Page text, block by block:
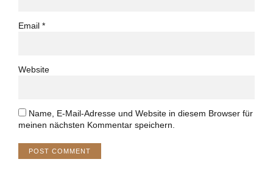
Email *
Website
Name, E-Mail-Adresse und Website in diesem Browser für
meinen nächsten Kommentar speichern.
POST COMMENT